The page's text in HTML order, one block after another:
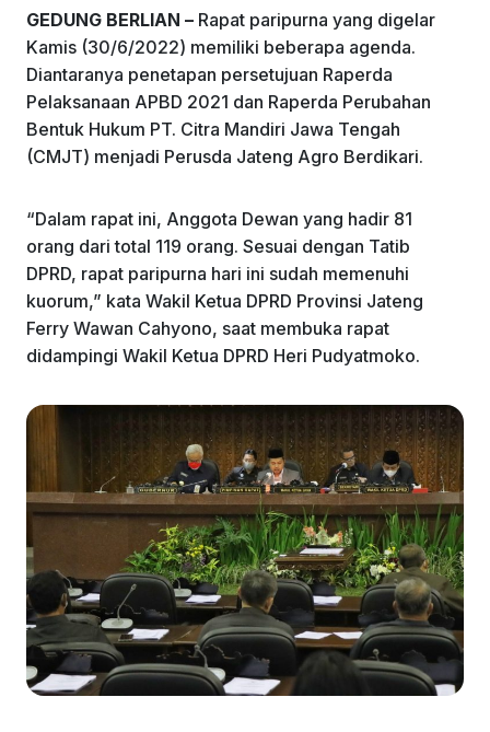
o
k
p
GEDUNG BERLIAN – Rapat paripurna yang digelar
Kamis (30/6/2022) memiliki beberapa agenda.
Diantaranya penetapan persetujuan Raperda
Pelaksanaan APBD 2021 dan Raperda Perubahan
Bentuk Hukum PT. Citra Mandiri Jawa Tengah
(CMJT) menjadi Perusda Jateng Agro Berdikari.
“Dalam rapat ini, Anggota Dewan yang hadir 81
orang dari total 119 orang. Sesuai dengan Tatib
DPRD, rapat paripurna hari ini sudah memenuhi
kuorum,” kata Wakil Ketua DPRD Provinsi Jateng
Ferry Wawan Cahyono, saat membuka rapat
didampingi Wakil Ketua DPRD Heri Pudyatmoko.